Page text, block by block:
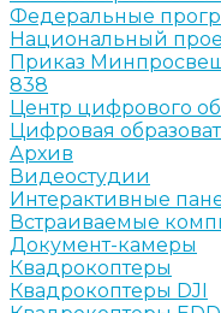
Федеральные
Национальный
Приказ
838
Центр цифрового
Цифровая
Архив
Видеостудии
Интерактивные
Встраиваемые
Документ-камеры
Квадрокоптеры
Квадрокоптеры DJI